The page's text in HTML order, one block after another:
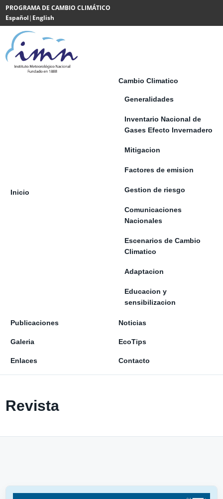
Saltar al contenido
PROGRAMA DE CAMBIO CLIMÁTICO
Español| English
Powered
by
Translate
Inicio
Cambio Climatico
Generalidades
Inventario Nacional de
Gases Efecto Invernadero
Mitigacion
Factores de emision
Gestion de riesgo
Comunicaciones
Nacionales
Escenarios de Cambio
Climatico
Adaptacion
Educacion y
sensibilizacion
Publicaciones Noticias
Galeria EcoTips
Enlaces Contacto
Revista